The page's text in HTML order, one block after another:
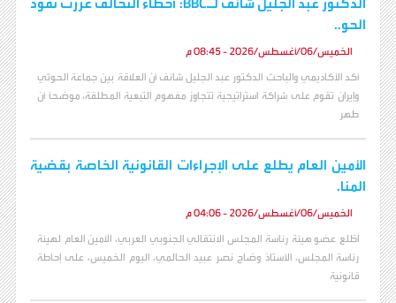
الدكتور عبد الجليل شائف لـBBC: أخطاء التحالف عززت نفوذ
الحو..
الخميس/06/أغسطس/2026 - 08:45 م
أكد الأكاديمي والباحث الدكتور عبد الجليل شائف أن العلاقة بين جماعة الحوثي
وإيران تقوم على شراكة استراتيجية تتجاوز مفهوم التبعية المطلقة، موضحاً أن
طهر
الأمين العام يطلع على الإجراءات القانونية الخاصة بقضية
المنا.
الخميس/06/أغسطس/2026 - 04:06 م
اطّلع عضو هيئة رئاسة المجلس الانتقالي الجنوبي العربي، الأمين العام لهيئة
رئاسة المجلس، الأستاذ وضاح نصر عبيد الحالمي، اليوم الخميس، على إحاطة
قانونية